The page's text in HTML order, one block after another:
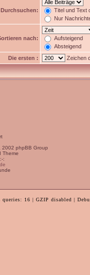
Durchsuchen:
Titel und Text
Nur
nach:
Aufsteigend
Absteigend
Die ersten : Zeichen
2002 phpBB Group
Theme
:-:
16 | GZIP disabled |